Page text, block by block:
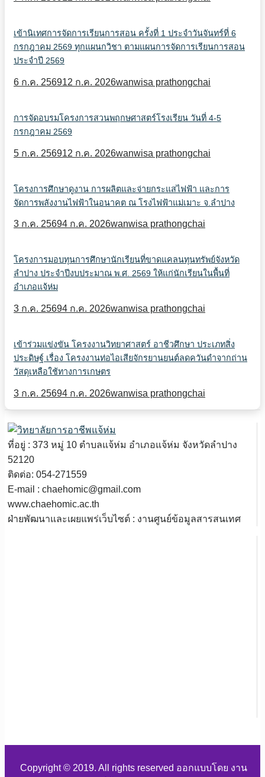
เข้านิเทศการจัดการเรียนการสอน ครั้งที่ 1 ประจำวันจันทร์ที่ 6
กรกฎาคม 2569 ทุกแผนกวิชา ตามแผนการจัดการเรียนการสอน
ประจำปี 2569
6 ก.ค. 256912 ก.ค. 2026wanwisa prathongchai
การจัดอบรมโครงการสวนพฤกษศาสตร์โรงเรียน วันที่ 4-5
กรกฎาคม 2569
5 ก.ค. 256912 ก.ค. 2026wanwisa prathongchai
โครงการศึกษาดูงาน การผลิตและจ่ายกระแสไฟฟ้า และการ
จัดการพลังงานไฟฟ้าในอนาคต ณ โรงไฟฟ้าแม่เมาะ จ.ลำปาง
3 ก.ค. 25694 ก.ค. 2026wanwisa prathongchai
โครงการมอบทุนการศึกษานักเรียนที่ขาดแคลนทุนทรัพย์จังหวัด
ลำปาง ประจำปีงบประมาณ พ.ศ. 2569 ให้แก่นักเรียนในพื้นที่
อำเภอแจ้ห่ม
3 ก.ค. 25694 ก.ค. 2026wanwisa prathongchai
เข้าร่วมแข่งขัน โครงงานวิทยาศาสตร์ อาชีวศึกษา ประเภทสิ่ง
ประดิษฐ์ เรื่อง โครงงานท่อไอเสียจักรยานยนต์ลดควันดำจากถ่าน
วัสดุเหลือใช้ทางการเกษตร
3 ก.ค. 25694 ก.ค. 2026wanwisa prathongchai
ที่อยู่ : 373 หมู่ 10 ตำบลแจ้ห่ม อำเภอแจ้ห่ม จังหวัดลำปาง
52120
ติดต่อ: 054-271559
E-mail : chaehomic@gmail.com
www.chaehomic.ac.th
ฝ่ายพัฒนาและเผยแพร่เว็บไซต์ : งานศูนย์ข้อมูลสารสนเทศ
Copyright © 2019. All rights reserved ออกแบบโดย งาน